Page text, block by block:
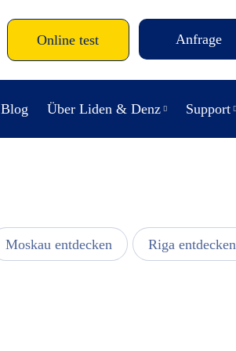
Online test Anfrage
Blog Über Liden & Denz Support
Moskau entdecken Riga entdecken